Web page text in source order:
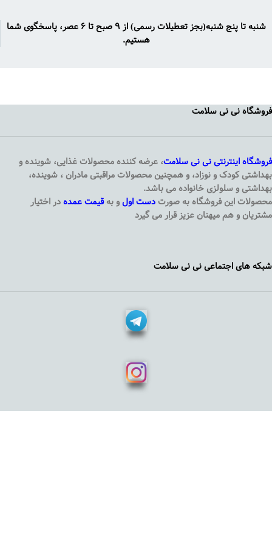
شنبه تا پنج شنبه(بجز تعطیلات رسمی) از ۹ صبح تا ۶ عصر، پاسخگوی شما
هستیم.
فروشگاه نی نی سلامت
فروشگاه اینترنتینی نی سلامت، عرضه کننده محصولات غذایی، شوینده و
بهداشتی کودک و نوزاد، و همچنین محصولات مراقبتی مادران ، شوینده،
بهداشتی و سلولزی خانواده می باشد.
محصولات این فروشگاه به صورتدست اولو بهقیمت عمدهدر اختیار
مشتریان و هم میهنان عزیز قرار می گیرد
شبکه های اجتماعی نی نی سلامت